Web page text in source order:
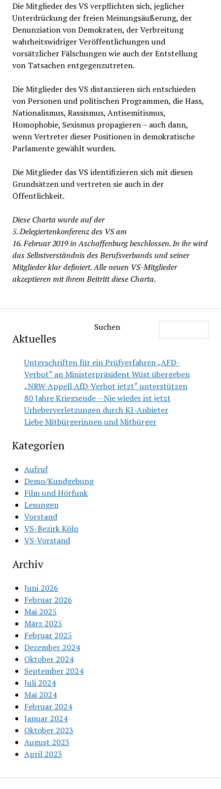
Die Mitglieder des VS verpflichten sich, jeglicher
Unterdrückung der freien Meinungsäußerung, der
Denunziation von Demokraten, der Verbreitung
wahrheitswidriger Veröffentlichungen und
vorsätzlicher Fälschungen wie auch der Entstellung
von Tatsachen entgegenzutreten.
Die Mitglieder des VS distanzieren sich entschieden
von Personen und politischen Programmen, die Hass,
Nationalismus, Rassismus, Antisemitismus,
Homophobie, Sexismus propagieren – auch dann,
wenn Vertreter dieser Positionen in demokratische
Parlamente gewählt wurden.
Die Mitglieder das VS identifizieren sich mit diesen
Grundsätzen und vertreten sie auch in der
Öffentlichkeit.
Diese Charta wurde auf der
5. Delegiertenkonferenz des VS am
16. Februar 2019 in Aschaffenburg beschlossen. In ihr wird
das Selbstverständnis des Berufsverbands und seiner
Mitglieder klar definiert. Alle neuen VS-Mitglieder
akzeptieren mit ihrem Beitritt diese Charta.
Suchen
Aktuelles
Unterschriften für ein Prüfverfahren „AFD-
Verbot“ an Ministerpräsident Wüst übergeben
„NRW-Appell AfD-Verbot jetzt“ unterstützen
80 Jahre Kriegsende – Nie wieder ist jetzt
Urheberverletzungen durch KI-Anbieter
Liebe Mitbürgerinnen und Mitbürger
Kategorien
Aufruf
Demo/Kundgebung
Film und Hörfunk
Lesungen
Vorstand
VS-Bezirk Köln
VS-Vorstand
Archiv
Juni 2026
Februar 2026
Mai 2025
März 2025
Februar 2025
Dezember 2024
Oktober 2024
September 2024
Juli 2024
Mai 2024
Februar 2024
Januar 2024
Oktober 2023
August 2023
April 2023